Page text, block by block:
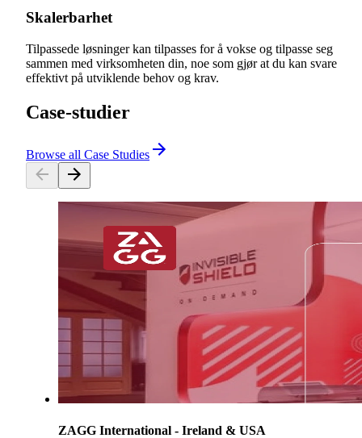
Skalerbarhet
Tilpassede løsninger kan tilpasses for å vokse og tilpasse seg
sammen med virksomheten din, noe som gjør at du kan svare
effektivt på utviklende behov og krav.
Case-studier
Browse all Case Studies
ZAGG International - Ireland & USA